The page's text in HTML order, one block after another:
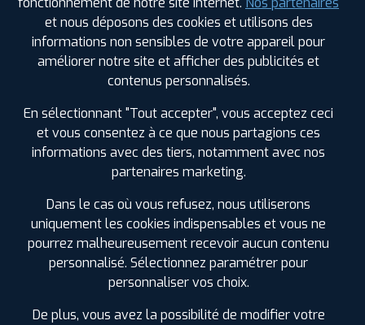
SPÉCIFICATIONS AVIS CLIENTS ÉTIQUETAGE
Étiquetage
et nous déposons des cookies et utilisons des
informations non sensibles de votre appareil pour
améliorer notre site et afficher des publicités et
contenus personnalisés.
En sélectionnant "Tout accepter", vous acceptez ceci
et vous consentez à ce que nous partagions ces
informations avec des tiers, notamment avec nos
partenaires marketing.
Dans le cas où vous refusez, nous utiliserons
uniquement les cookies indispensables et vous ne
pourrez malheureusement recevoir aucun contenu
personnalisé. Sélectionnez paramétrer pour
personnaliser vos choix.
De plus, vous avez la possibilité de modifier votre